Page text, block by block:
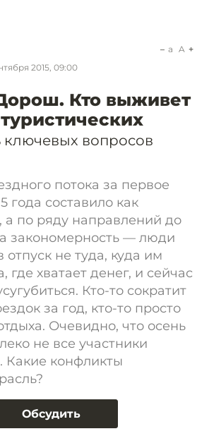
2015, 09:00
a A
Кто выживет
ключевых вопросов
потока за первое
года составило как
по ряду направлений до
закономерность — люди
отпуск не туда, куда им
где хватает денег, и сейчас
Кто-то сократит
за год, кто-то просто
Очевидно, что осень
не все участники
Какие конфликты
Обсудить